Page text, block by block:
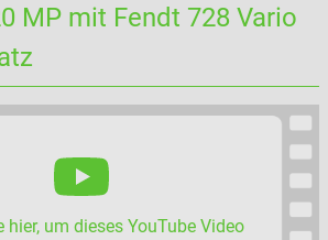
MP mit Fendt 728 Vario
hier, um dieses YouTube Video